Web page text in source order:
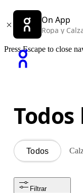
On App
Ropa y
Press Escape to close
Todos
Filtrar